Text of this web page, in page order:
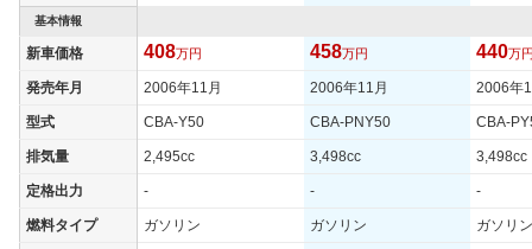
WLTCモード
WLTCモード(市
街地)
WLTCモード(郊
- - -
速道路)
- - -
基本情報
新車価格 408万円 458万円 440万
発売年月 2006年11月 2006年11月 2006年
型式 CBA-Y50 CBA-PNY50 CBA-
排気量 2,495cc 3,498cc 3,498cc
定格出力 - - -
燃料タイプ ガソリン ガソリン ガソリン